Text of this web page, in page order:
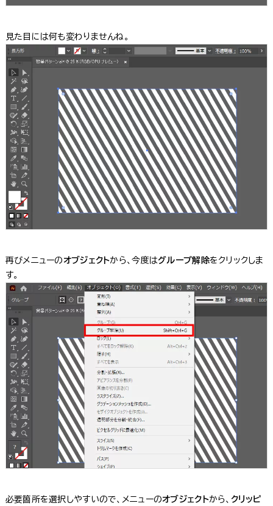
見た目には何も変わりませんね。
再びメニューの オブジェクトから、今度はグループ解除をクリックしま
す。
必要箇所を選択しやすいので、メニューのオブジェクトから、 クリッピ